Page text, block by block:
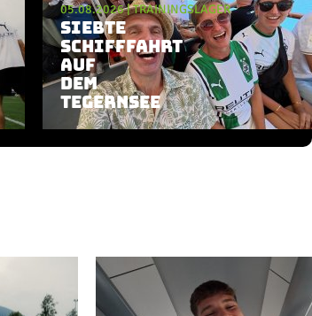
05.08.2026|TRAININGSLAGER
SIEBTE
SCHIFFFAHRT
AUF
DEM
TEGERNSEE